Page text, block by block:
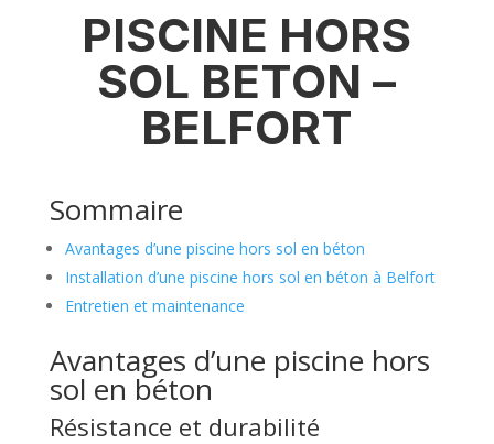
PISCINE HORS
SOL BETON –
BELFORT
Sommaire
Avantages d’une piscine hors sol en béton
Installation d’une piscine hors sol en béton à Belfort
Entretien et maintenance
Avantages d’une piscine hors
sol en béton
Résistance et durabilité